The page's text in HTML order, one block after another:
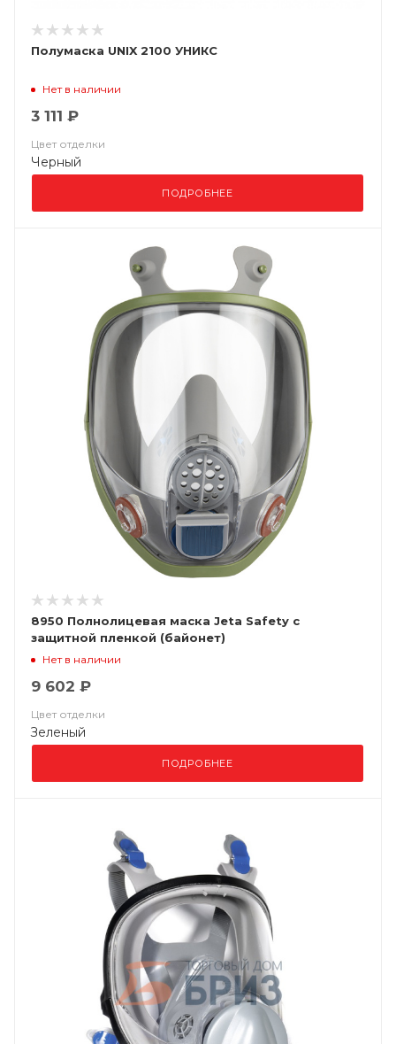
Полумаска UNIX 2100 УНИКС
Нет в наличии
3 111 ₽
Цвет отделки
Черный
ПОДРОБНЕЕ
8950 Полнолицевая маска Jeta Safety с
защитной пленкой (байонет)
Нет в наличии
9 602 ₽
Цвет отделки
Зеленый
ПОДРОБНЕЕ